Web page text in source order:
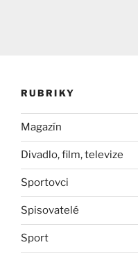
RUBRIKY
Magazín
Divadlo, film, televize
Sportovci
Spisovatelé
Sport